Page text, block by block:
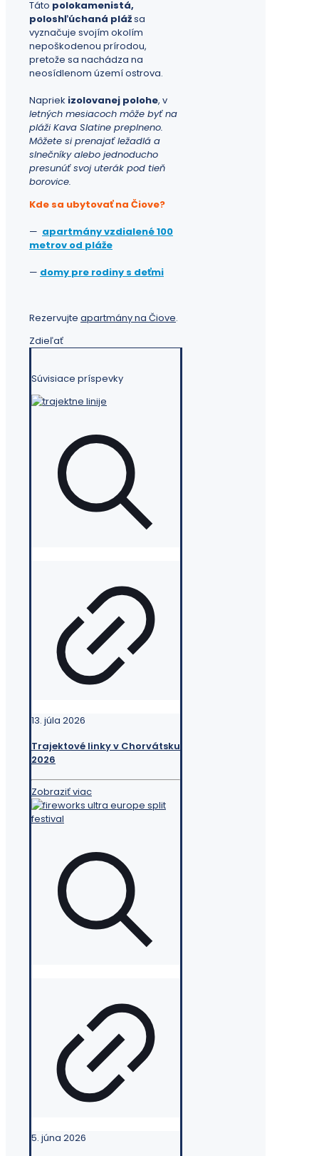
Táto polokamenistá,
poloshľúchaná plážsa
vyznačuje svojím okolím
nepoškodenou prírodou,
pretože sa nachádza na
neosídlenom území ostrova.
Napriek izolovanej polohe, v
letných mesiacoch môže byť na
pláži Kava Slatine preplneno.
Môžete si prenajať ležadlá a
slnečníky alebo jednoducho
presunúť svoj uterák pod tieň
borovice.
Kde sa ubytovať na Čiove?
— apartmány vzdialené 100
metrov od pláže
— domy pre rodiny s deťmi
Rezervujte apartmány na Čiove.
Zdieľať
Súvisiace príspevky
13. júla 2026
Trajektové linky v Chorvátsku
2026
Zobraziť viac
5. júna 2026